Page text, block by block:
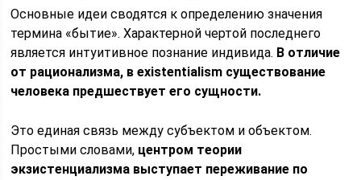
Основные идеи сводятся к определению значения
термина «бытие». Характерной чертой последнего
является интуитивное познание индивида. В отличие
от рационализма, в existentialism существование
человека предшествует его сущности.
Это единая связь между субъектом и объектом.
Простыми словами, центром теории
экзистенциализма выступает переживание по